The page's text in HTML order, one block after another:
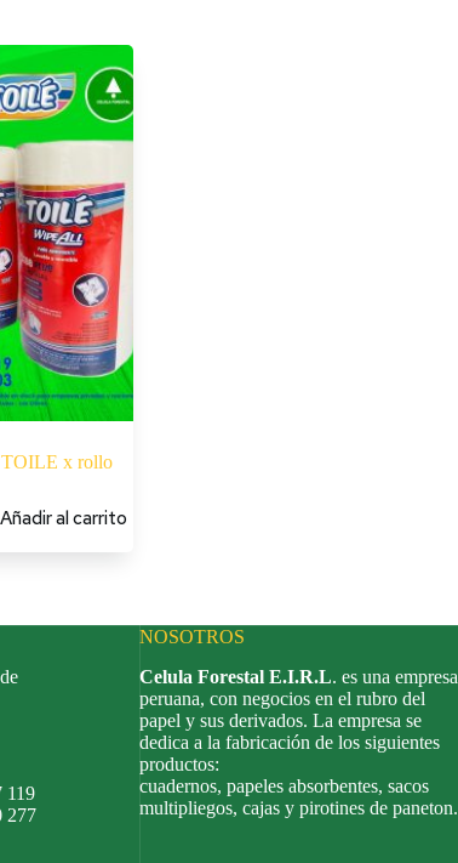
TOILE x rollo
Añadir al carrito
119
277
NOSOTROS
Celula Forestal E.I.R.L. es una empresa
peruana, con negocios en el rubro del
papel y sus derivados. La empresa se
dedica a la fabricación de los siguientes
productos:
cuadernos, papeles absorbentes, sacos
multipliegos, cajas y pirotines de paneton.